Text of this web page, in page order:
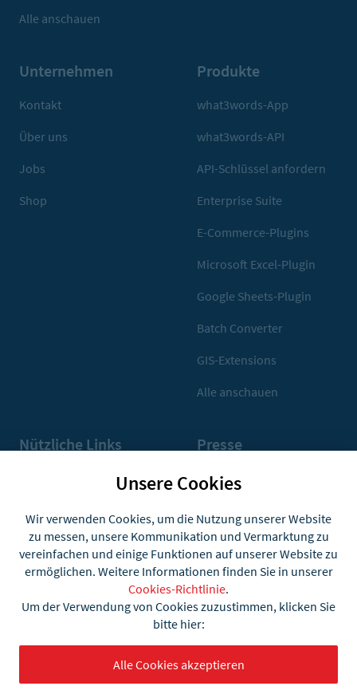
Alle anschauen
Unternehmen
Kontakt
Über uns
Jobs
Shop
Produkte
what3words-App
what3words-API
API-Schlüssel anfordern
Enterprise Suite
E-Commerce-Plugins
Microsoft Excel-Plugin
Google Sheets-Plugin
Batch Converter
GIS-Extensions
Alle anschauen
Nützliche Links
Community
Konto
Presse
Pressekontakt
Unsere Cookies
Wir verwenden Cookies, um die Nutzung unserer Website
zu messen, unsere Kommunikation und Vermarktung zu
vereinfachen und einige Funktionen auf unserer Website zu
ermöglichen. Weitere Informationen finden Sie in unserer
Cookies-Richtlinie.
Um der Verwendung von Cookies zuzustimmen, klicken Sie
bitte hier:
Alle Cookies akzeptieren